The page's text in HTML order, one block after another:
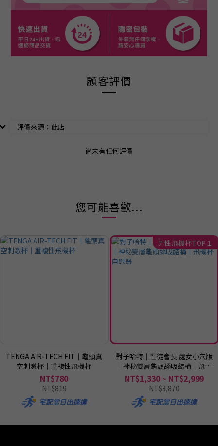
顧客評價
尚未有任何評價
您可能喜歡...
TENGA AIR-TECH FIT｜龜頭真
空刺激杯｜重複性飛機杯
NT$780
NT$819
宅配當日出速達
男性飛機杯TOP１
對子哈特｜性徒會長 處女小穴版
｜神秘雙層龜頭舔吸結構｜飛機
杯自慰器
NT$1,330 ~ NT$2,999
NT$3,870
宅配當日出速達